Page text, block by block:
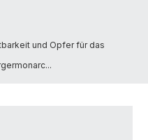
und Opfer für das